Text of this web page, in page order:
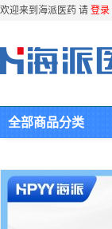
欢迎来到海派医药 请 登录
全部商品分类